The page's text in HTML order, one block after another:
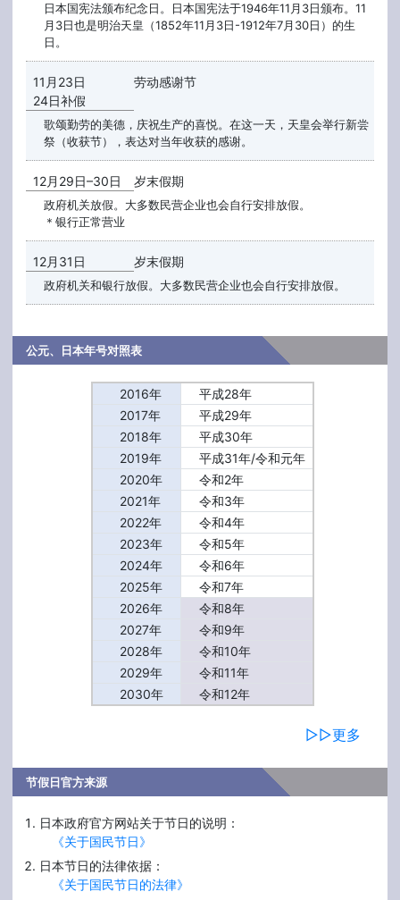
日本国宪法颁布纪念日。日本国宪法于1946年11月3日颁布。11
月3日也是明治天皇（1852年11月3日-1912年7月30日）的生
日。
11月23日
24日补假
劳动感谢节
歌颂勤劳的美德，庆祝生产的喜悦。在这一天，天皇会举行新尝
祭（收获节），表达对当年收获的感谢。
12月29日–30日 岁末假期
政府机关放假。大多数民营企业也会自行安排放假。
＊银行正常营业
12月31日 岁末假期
政府机关和银行放假。大多数民营企业也会自行安排放假。
公元、日本年号对照表
2016年
平成28年
2017年
平成29年
2018年
平成30年
2019年
平成31年/令和元年
2020年
令和2年
2021年
令和3年
2022年
令和4年
2023年
令和5年
2024年
令和6年
2025年
令和7年
2026年
令和8年
2027年
令和9年
2028年
令和10年
2029年
令和11年
2030年
令和12年
▷▷更多
节假日官方来源
日本政府官方网站关于节日的说明：
《关于国民节日》
日本节日的法律依据：
《关于国民节日的法律》